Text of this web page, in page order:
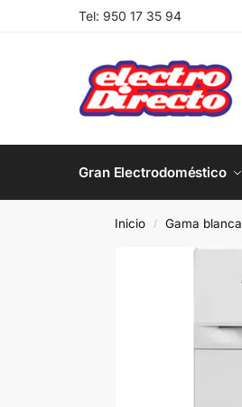
Tel: 950 17 35 94
Gran Electrodoméstico
Inicio / Gama blanca